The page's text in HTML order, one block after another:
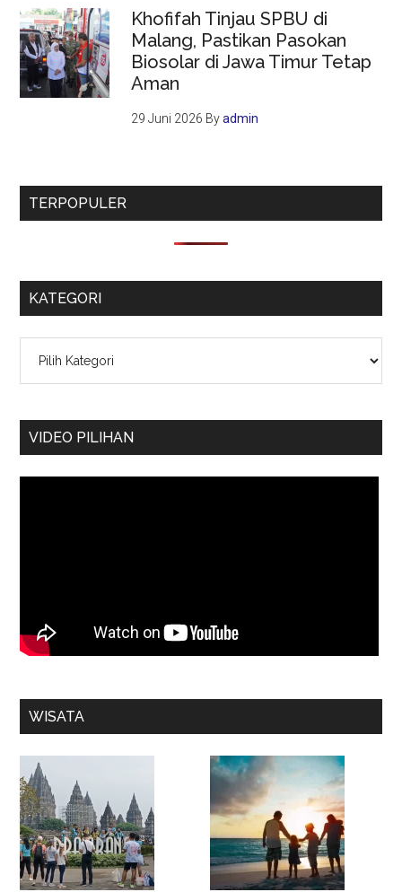
Khofifah Tinjau SPBU di
Malang, Pastikan Pasokan
Biosolar di Jawa Timur Tetap
Aman
29 Juni 2026 Byadmin
TERPOPULER
KATEGORI
VIDEO PILIHAN
WISATA